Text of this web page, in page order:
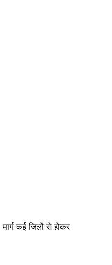
कई जिलों से होकर